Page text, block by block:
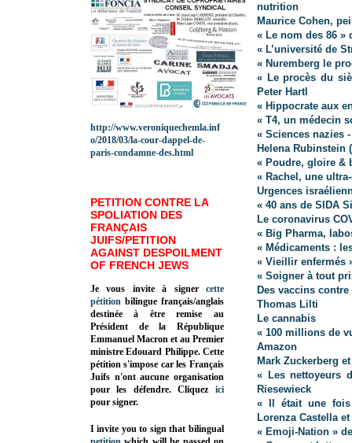
nutrition
Maurice Cohen,
« Le nom des 86 »
« L’université de
« Nuremberg le
« Le procès du
Peter Hartl
« Hippocrate aux
« T4, un médecin
« Sciences nazies
Helena Rubinstein
« Poudre, gloire &
« Rachel, une
Urgences
« 40 ans de SIDA
Le coronavirus
« Big Pharma,
« Médicaments :
« Vieillir enfermés
« Soigner à tout
Des vaccins
Thomas Lilti
Le cannabis
« 100 millions de
Amazon
Mark Zuckerberg
« Les nettoyeurs
Riesewieck
« Il était une fois
Lorenza Castella
« Emoji-Nation »
http://www.veroniquechemla.inf
o/2018/03/la-cour-dappel-de-
paris-condamne-des.html
PETITION CONTRE LA
SPOLIATION DES
FRANÇAIS
JUIFS/PETITION
AGAINST DESPOILMENT
OF FRENCH JEWS
Je vous invite à signer cette
pétition bilingue français/anglais
destinée à être remise au
Président de la République
Emmanuel Macron et au Premier
ministre Edouard Philippe. Cette
pétition s'impose car les Français
Juifs n'ont aucune organisation
pour les défendre. Cliquez
ici
pour signer.
I invite you to sign that bilingual